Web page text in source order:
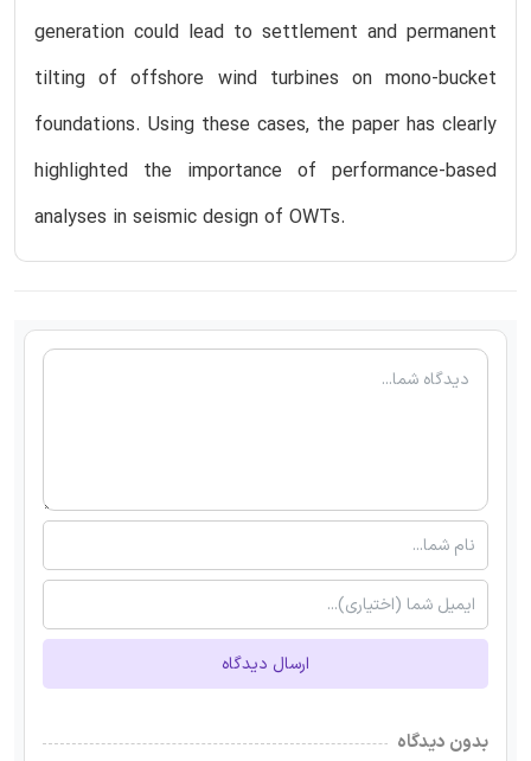
generation could lead to settlement and permanent
tilting of offshore wind turbines on mono-bucket
foundations. Using these cases, the paper has clearly
highlighted the importance of performance-based
analyses in seismic design of OWTs.
ارسال دیدگاه
بدون دیدگاه